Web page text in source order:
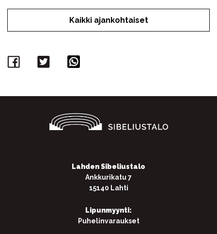
Kaikki ajankohtaiset
Facebook
Twitter
Lahden Sibeliustalo
Ankkurikatu 7
15140 Lahti
Lipunmyynti:
Puhelinvaraukset